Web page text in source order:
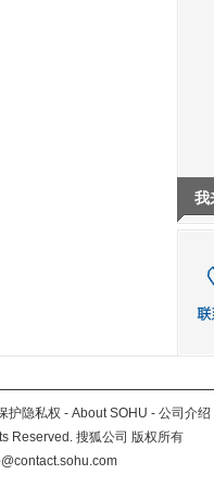
我
护隐私权 - About SOHU - 公司介绍
Reserved. 搜狐公司 版权所有